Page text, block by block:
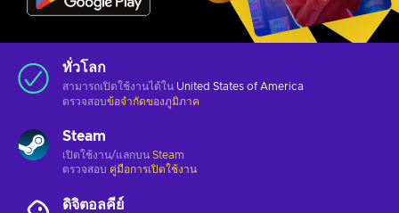
ทั่วโลก
สามารถเปิดใช้งานได้ใน United States of America
ตรวจสอบข้อจำกัดของภูมิภาค
Steam
เปิดใช้งาน/แลกบน Steam
ตรวจสอบ คู่มือการเปิดใช้งาน
ดิจิตอลคีย์